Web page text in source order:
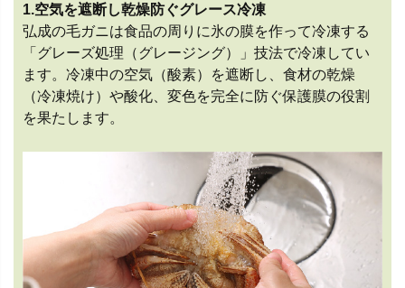
1.空気を遮断し乾燥防ぐグレース冷凍
弘成の毛ガニは食品の周りに氷の膜を作って冷凍する
「グレーズ処理（グレージング）」技法で冷凍してい
ます。冷凍中の空気（酸素）を遮断し、食材の乾燥
（冷凍焼け）や酸化、変色を完全に防ぐ保護膜の役割
を果たします。